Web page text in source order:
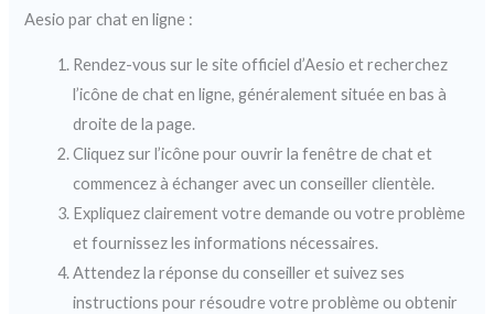
Aesio par chat en ligne :
Rendez-vous sur le site officiel d’Aesio et recherchez
l’icône de chat en ligne, généralement située en bas à
droite de la page.
Cliquez sur l’icône pour ouvrir la fenêtre de chat et
commencez à échanger avec un conseiller clientèle.
Expliquez clairement votre demande ou votre problème
et fournissez les informations nécessaires.
Attendez la réponse du conseiller et suivez ses
instructions pour résoudre votre problème ou obtenir